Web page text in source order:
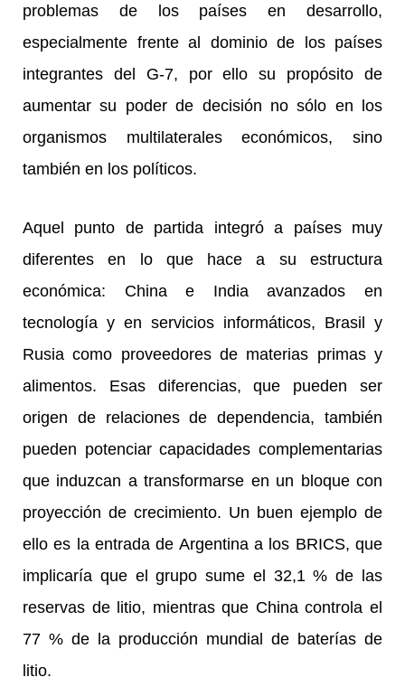
problemas de los países en desarrollo,
especialmente frente al dominio de los países
integrantes del G-7, por ello su propósito de
aumentar su poder de decisión no sólo en los
organismos multilaterales económicos, sino
también en los políticos.
Aquel punto de partida integró a países muy
diferentes en lo que hace a su estructura
económica: China e India avanzados en
tecnología y en servicios informáticos, Brasil y
Rusia como proveedores de materias primas y
alimentos. Esas diferencias, que pueden ser
origen de relaciones de dependencia, también
pueden potenciar capacidades complementarias
que induzcan a transformarse en un bloque con
proyección de crecimiento. Un buen ejemplo de
ello es la entrada de Argentina a los BRICS, que
implicaría que el grupo sume el 32,1 % de las
reservas de litio, mientras que China controla el
77 % de la producción mundial de baterías de
litio.